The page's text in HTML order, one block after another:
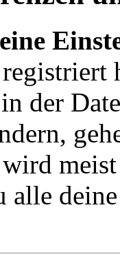
der
alle